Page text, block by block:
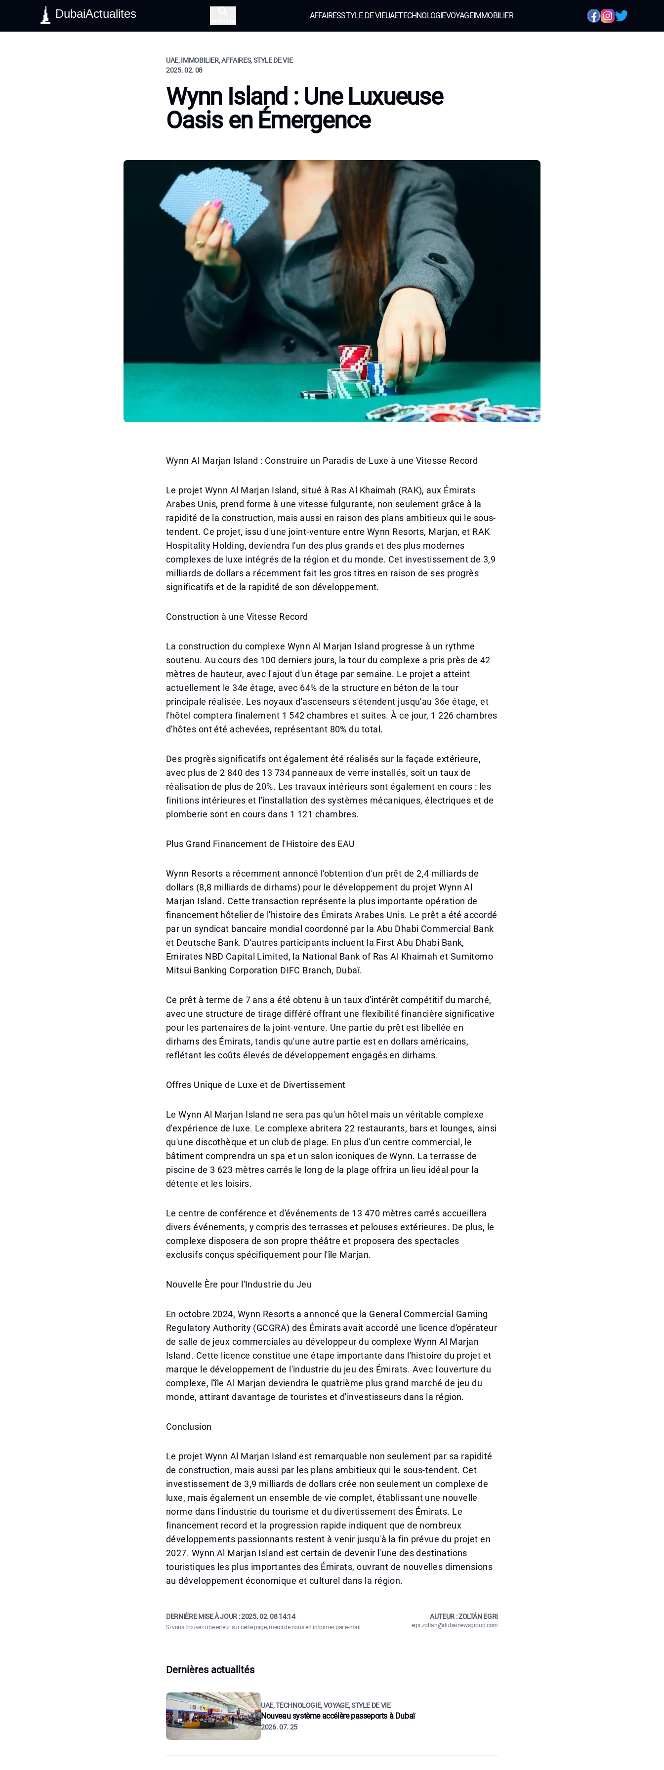
DubaiActualites AFFAIRESSTYLE DE VIEUAETECHNOLOGIEVOYAGEIMMOBILIER
UAE, IMMOBILIER, AFFAIRES, STYLE DE VIE
2025. 02. 08
Wynn Island : Une Luxueuse
Oasis en Émergence
Wynn Al Marjan Island : Construire un Paradis de Luxe à une Vitesse Record
Le projet Wynn Al Marjan Island, situé à Ras Al Khaimah (RAK), aux Émirats
Arabes Unis, prend forme à une vitesse fulgurante, non seulement grâce à la
rapidité de la construction, mais aussi en raison des plans ambitieux qui le sous-
tendent. Ce projet, issu d'une joint-venture entre Wynn Resorts, Marjan, et RAK
Hospitality Holding, deviendra l'un des plus grands et des plus modernes
complexes de luxe intégrés de la région et du monde. Cet investissement de 3,9
milliards de dollars a récemment fait les gros titres en raison de ses progrès
significatifs et de la rapidité de son développement.
Construction à une Vitesse Record
La construction du complexe Wynn Al Marjan Island progresse à un rythme
soutenu. Au cours des 100 derniers jours, la tour du complexe a pris près de 42
mètres de hauteur, avec l'ajout d'un étage par semaine. Le projet a atteint
actuellement le 34e étage, avec 64% de la structure en béton de la tour
principale réalisée. Les noyaux d'ascenseurs s'étendent jusqu'au 36e étage, et
l'hôtel comptera finalement 1 542 chambres et suites. À ce jour, 1 226 chambres
d'hôtes ont été achevées, représentant 80% du total.
Des progrès significatifs ont également été réalisés sur la façade extérieure,
avec plus de 2 840 des 13 734 panneaux de verre installés, soit un taux de
réalisation de plus de 20%. Les travaux intérieurs sont également en cours : les
finitions intérieures et l'installation des systèmes mécaniques, électriques et de
plomberie sont en cours dans 1 121 chambres.
Plus Grand Financement de l'Histoire des EAU
Wynn Resorts a récemment annoncé l'obtention d'un prêt de 2,4 milliards de
dollars (8,8 milliards de dirhams) pour le développement du projet Wynn Al
Marjan Island. Cette transaction représente la plus importante opération de
financement hôtelier de l'histoire des Émirats Arabes Unis. Le prêt a été accordé
par un syndicat bancaire mondial coordonné par la Abu Dhabi Commercial Bank
et Deutsche Bank. D'autres participants incluent la First Abu Dhabi Bank,
Emirates NBD Capital Limited, la National Bank of Ras Al Khaimah et Sumitomo
Mitsui Banking Corporation DIFC Branch, Dubaï.
Ce prêt à terme de 7 ans a été obtenu à un taux d'intérêt compétitif du marché,
avec une structure de tirage différé offrant une flexibilité financière significative
pour les partenaires de la joint-venture. Une partie du prêt est libellée en
dirhams des Émirats, tandis qu'une autre partie est en dollars américains,
reflétant les coûts élevés de développement engagés en dirhams.
Offres Unique de Luxe et de Divertissement
Le Wynn Al Marjan Island ne sera pas qu'un hôtel mais un véritable complexe
d'expérience de luxe. Le complexe abritera 22 restaurants, bars et lounges, ainsi
qu'une discothèque et un club de plage. En plus d'un centre commercial, le
bâtiment comprendra un spa et un salon iconiques de Wynn. La terrasse de
piscine de 3 623 mètres carrés le long de la plage offrira un lieu idéal pour la
détente et les loisirs.
Le centre de conférence et d'événements de 13 470 mètres carrés accueillera
divers événements, y compris des terrasses et pelouses extérieures. De plus, le
complexe disposera de son propre théâtre et proposera des spectacles
exclusifs conçus spécifiquement pour l'île Marjan.
Nouvelle Ère pour l'Industrie du Jeu
En octobre 2024, Wynn Resorts a annoncé que la General Commercial Gaming
Regulatory Authority (GCGRA) des Émirats avait accordé une licence d'opérateur
de salle de jeux commerciales au développeur du complexe Wynn Al Marjan
Island. Cette licence constitue une étape importante dans l'histoire du projet et
marque le développement de l'industrie du jeu des Émirats. Avec l'ouverture du
complexe, l'île Al Marjan deviendra le quatrième plus grand marché de jeu du
monde, attirant davantage de touristes et d'investisseurs dans la région.
Conclusion
Le projet Wynn Al Marjan Island est remarquable non seulement par sa rapidité
de construction, mais aussi par les plans ambitieux qui le sous-tendent. Cet
investissement de 3,9 milliards de dollars crée non seulement un complexe de
luxe, mais également un ensemble de vie complet, établissant une nouvelle
norme dans l'industrie du tourisme et du divertissement des Émirats. Le
financement record et la progression rapide indiquent que de nombreux
développements passionnants restent à venir jusqu'à la fin prévue du projet en
2027. Wynn Al Marjan Island est certain de devenir l'une des destinations
touristiques les plus importantes des Émirats, ouvrant de nouvelles dimensions
au développement économique et culturel dans la région.
DERNIÈRE MISE À JOUR :2025. 02. 08 14:14
Si vous trouvez une erreur sur cette page,merci de nous en informer par e-mail .
AUTEUR : ZOLTÁN EGRI
egri.zoltan@dubainewsgroup.com
Dernières actualités
UAE, TECHNOLOGIE, VOYAGE, STYLE DE VIE
Nouveau système accélère passeports à Dubaï
2026. 07. 25